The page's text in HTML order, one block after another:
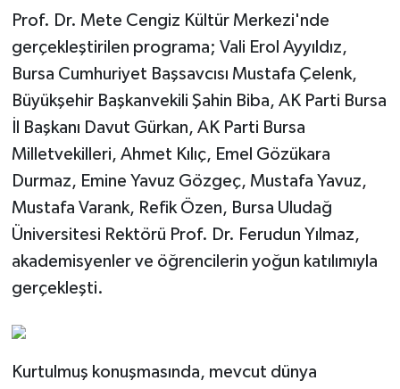
Prof. Dr. Mete Cengiz Kültür Merkezi'nde
gerçekleştirilen programa; Vali Erol Ayyıldız,
Bursa Cumhuriyet Başsavcısı Mustafa Çelenk,
Büyükşehir Başkanvekili Şahin Biba, AK Parti Bursa
İl Başkanı Davut Gürkan, AK Parti Bursa
Milletvekilleri, Ahmet Kılıç, Emel Gözükara
Durmaz, Emine Yavuz Gözgeç, Mustafa Yavuz,
Mustafa Varank, Refik Özen, Bursa Uludağ
Üniversitesi Rektörü Prof. Dr. Ferudun Yılmaz,
akademisyenler ve öğrencilerin yoğun katılımıyla
gerçekleşti.
Kurtulmuş konuşmasında, mevcut dünya